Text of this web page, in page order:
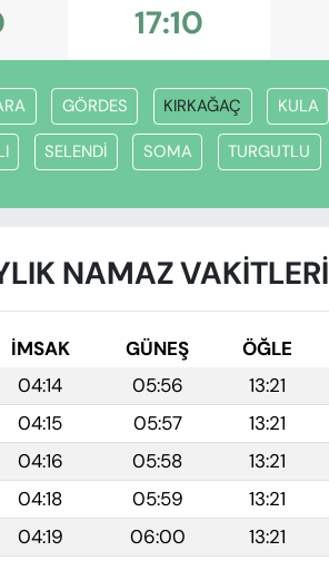
17:10
GÖRDES KIRKAĞAÇ KULA
SELENDİ SOMA TURGUTLU
NAMAZ VAKITLERI
İMSAK GÜNEŞ ÖĞLE
04:14 05:56 13:21
04:15 05:57 13:21
04:16 05:58 13:21
04:18 05:59 13:21
04:19 06:00 13:21